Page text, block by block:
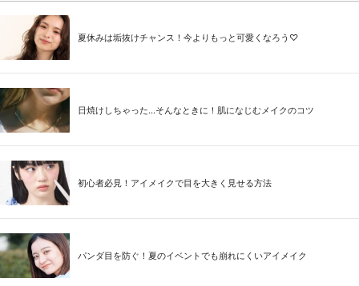
夏休みは垢抜けチャンス！今よりもっと可愛くなろう♡
日焼けしちゃった...そんなときに！肌になじむメイクのコツ
初心者必見！アイメイクで目を大きく見せる方法
パンダ目を防ぐ！夏のイベントでも崩れにくいアイメイク